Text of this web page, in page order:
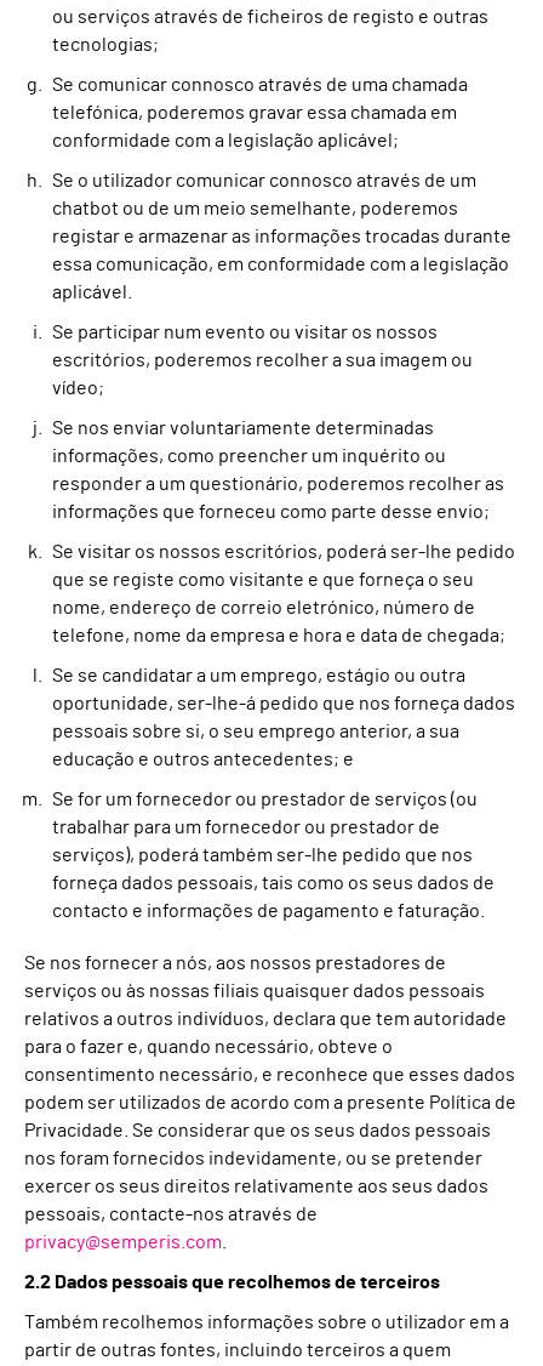
ou serviços através de ficheiros de registo e outras
tecnologias;
Se comunicar connosco através de uma chamada
telefónica, poderemos gravar essa chamada em
conformidade com a legislação aplicável;
Se o utilizador comunicar connosco através de um
chatbot ou de um meio semelhante, poderemos
registar e armazenar as informações trocadas durante
essa comunicação, em conformidade com a legislação
aplicável.
Se participar num evento ou visitar os nossos
escritórios, poderemos recolher a sua imagem ou
vídeo;
Se nos enviar voluntariamente determinadas
informações, como preencher um inquérito ou
responder a um questionário, poderemos recolher as
informações que forneceu como parte desse envio;
Se visitar os nossos escritórios, poderá ser-lhe pedido
que se registe como visitante e que forneça o seu
nome, endereço de correio eletrónico, número de
telefone, nome da empresa e hora e data de chegada;
Se se candidatar a um emprego, estágio ou outra
oportunidade, ser-lhe-á pedido que nos forneça dados
pessoais sobre si, o seu emprego anterior, a sua
educação e outros antecedentes; e
Se for um fornecedor ou prestador de serviços (ou
trabalhar para um fornecedor ou prestador de
serviços), poderá também ser-lhe pedido que nos
forneça dados pessoais, tais como os seus dados de
contacto e informações de pagamento e faturação.
Se nos fornecer a nós, aos nossos prestadores de
serviços ou às nossas filiais quaisquer dados pessoais
relativos a outros indivíduos, declara que tem autoridade
para o fazer e, quando necessário, obteve o
consentimento necessário, e reconhece que esses dados
podem ser utilizados de acordo com a presente Política de
Privacidade. Se considerar que os seus dados pessoais
nos foram fornecidos indevidamente, ou se pretender
exercer os seus direitos relativamente aos seus dados
pessoais, contacte-nos através de
privacy@semperis.com
2.2 Dados pessoais que recolhemos de terceiros
Também recolhemos informações sobre o utilizador em a
partir de outras fontes, incluindo terceiros a quem